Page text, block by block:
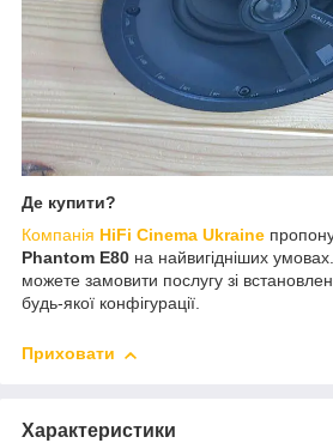
Де купити?
Компанія HiFi Cinema Ukraine
Phantom E80 на найвигідніших
можете замовити послугу зі
будь-якої конфігурації.
Приховати
Характеристики